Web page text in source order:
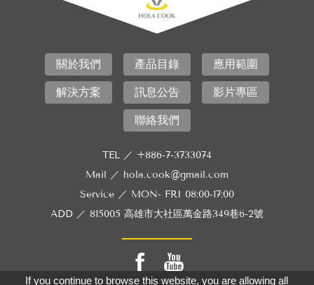
關於我們 產品目錄 應用範圍
解決方案 訊息公告 影片專區
聯絡我們
TEL ／ +886-7-3733074
Mail ／ hola.cook@gmail.com
Service ／ MON- FRI 08:00-17:00
ADD ／ 815005 高雄市大社區萬金路349巷6-2號
If you continue to browse this website, you are allowing all